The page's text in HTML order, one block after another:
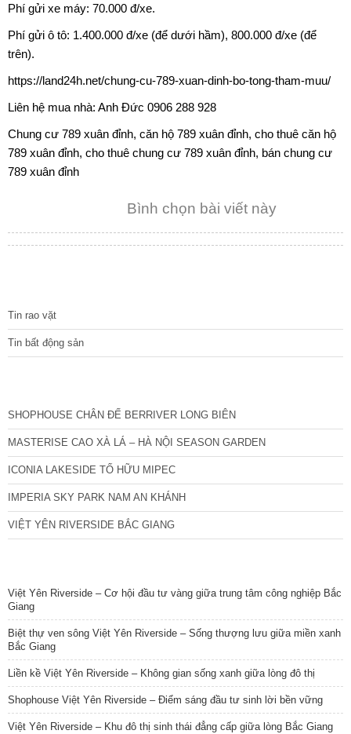
Phí gửi xe máy: 70.000 đ/xe.
Phí gửi ô tô: 1.400.000 đ/xe (để dưới hầm), 800.000 đ/xe (để
trên).
https://land24h.net/chung-cu-789-xuan-dinh-bo-tong-tham-muu/
Liên hệ mua nhà: Anh Đức 0906 288 928
Chung cư 789 xuân đỉnh, căn hộ 789 xuân đỉnh, cho thuê căn hộ
789 xuân đỉnh, cho thuê chung cư 789 xuân đỉnh, bán chung cư
789 xuân đỉnh
Bình chọn bài viết này
Tin rao vặt
Tin bất động sản
SHOPHOUSE CHÂN ĐẾ BERRIVER LONG BIÊN
MASTERISE CAO XÀ LÁ – HÀ NỘI SEASON GARDEN
ICONIA LAKESIDE TỐ HỮU MIPEC
IMPERIA SKY PARK NAM AN KHÁNH
VIỆT YÊN RIVERSIDE BẮC GIANG
Việt Yên Riverside – Cơ hội đầu tư vàng giữa trung tâm công nghiệp Bắc
Giang
Biệt thự ven sông Việt Yên Riverside – Sống thượng lưu giữa miền xanh
Bắc Giang
Liền kề Việt Yên Riverside – Không gian sống xanh giữa lòng đô thị
Shophouse Việt Yên Riverside – Điểm sáng đầu tư sinh lời bền vững
Việt Yên Riverside – Khu đô thị sinh thái đẳng cấp giữa lòng Bắc Giang